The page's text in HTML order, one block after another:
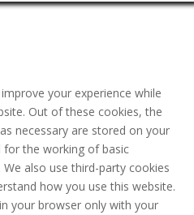
your experience while
Out of these cookies, the
necessary are stored on your
for the working of basic
also use third-party cookies
how you use this website.
your browser only with your